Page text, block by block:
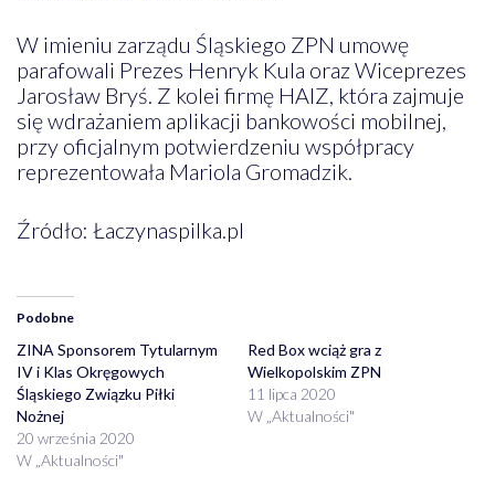
W imieniu zarządu Śląskiego ZPN umowę
parafowali Prezes Henryk Kula oraz Wiceprezes
Jarosław Bryś. Z kolei firmę HAIZ, która zajmuje
się wdrażaniem aplikacji bankowości mobilnej,
przy oficjalnym potwierdzeniu współpracy
reprezentowała Mariola Gromadzik.
Źródło: Łaczynaspilka.pl
Podobne
ZINA Sponsorem Tytularnym
IV i Klas Okręgowych
Śląskiego Związku Piłki
Nożnej
20 września 2020
W „Aktualności"
Red Box wciąż gra z
Wielkopolskim ZPN
11 lipca 2020
W „Aktualności"